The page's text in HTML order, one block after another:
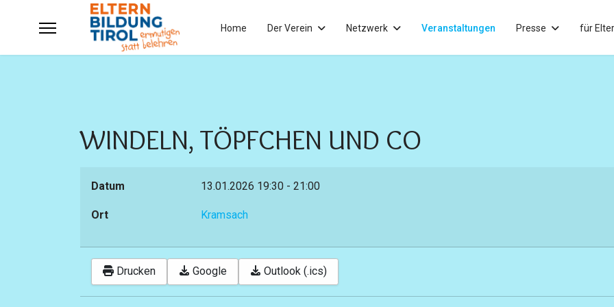
Home Der Verein Netzwerk Veranstaltungen Presse für
WINDELN, TÖPFCHEN UND CO
Datum 13.01.2026 19:30 - 21:00
Ort Kramsach
Drucken Google Outlook (.ics)